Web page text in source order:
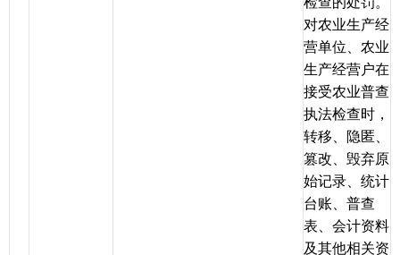
对农业生产经
营单位、农业
生产经营户在
接受农业普查
执法检查时，
转移、隐匿、
篡改、毁弃原
始记录、统计
台账、普查
表、会计资料
及其他相关资